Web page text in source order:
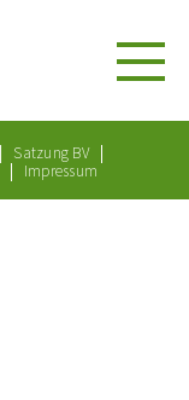
Satzung BV
Impressum